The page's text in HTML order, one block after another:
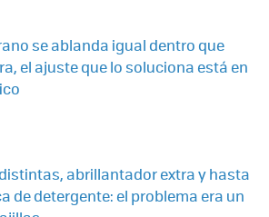
se ablanda igual dentro que
el ajuste que lo soluciona está en
abrillantador extra y hasta
de detergente: el problema era un